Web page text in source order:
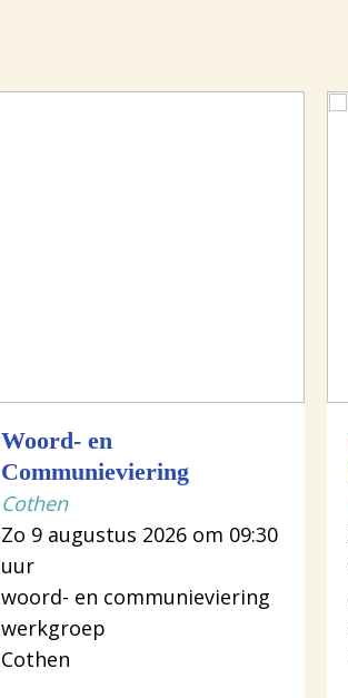
Woord- en
Communieviering
Cothen
Zo 9 augustus 2026 om 09:30
uur
woord- en communieviering
werkgroep
Cothen